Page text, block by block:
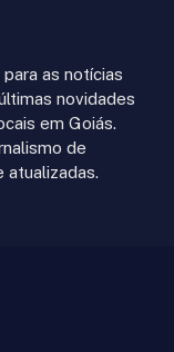
as notícias
novidades
em Goiás.
de
atualizadas.